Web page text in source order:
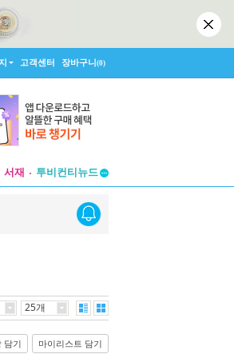
고객센터 장바구니(0)
서재
투비컨티뉴드
투비컨티뉴드
25개
담기 마이리스트 담기